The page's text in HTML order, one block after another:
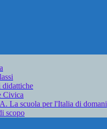
didattiche
Civica
La scuola per l'Italia di domani
scopo